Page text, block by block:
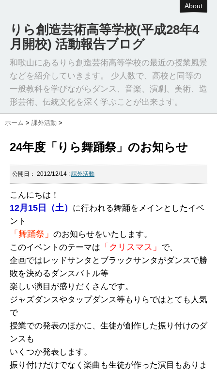
About
りら創造芸術高等学校(平成28年4
月開校) 活動報告ブログ
和歌山にあるりら創造芸術高等学校の最近の授業風景
などを紹介していきます。 少人数で、高校と同等の
一般教科を学びながらダンス、音楽、演劇、美術、造
形芸術、伝統文化を深く学ぶことが出来ます。
ホーム > 課外活動 >
24年度「りら舞踊祭」のお知らせ
公開日： 2012/12/14 : 課外活動
こんにちは！
12月15日（土） に行われる舞踊をメインとしたイベ
ント
「舞踊祭」 のお知らせをいたします。
このイベントのテーマは 「クリスマス」 で、
企画ではレッドサンタとブラックサンタがダンスで勝
敗を決めるダンスバトル等
楽しい演目が盛りだくさんです。
ジャズダンスやタップダンス等もりらではとても人気
で
授業での発表のほかに、生徒が創作した振り付けのダ
ンスも
いくつか発表します。
振り付けだけでなく楽曲も生徒が作った演目もありま